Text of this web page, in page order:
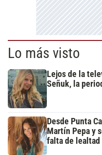
Lo más visto
Lejos de la
Señuk, la
Desde Punta
Martín Pepa y
falta de